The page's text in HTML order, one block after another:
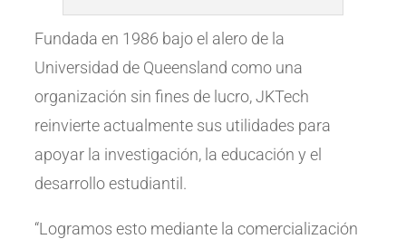
Fundada en 1986 bajo el alero de la
Universidad de Queensland como una
organización sin fines de lucro, JKTech
reinvierte actualmente sus utilidades para
apoyar la investigación, la educación y el
desarrollo estudiantil.
“Logramos esto mediante la comercialización